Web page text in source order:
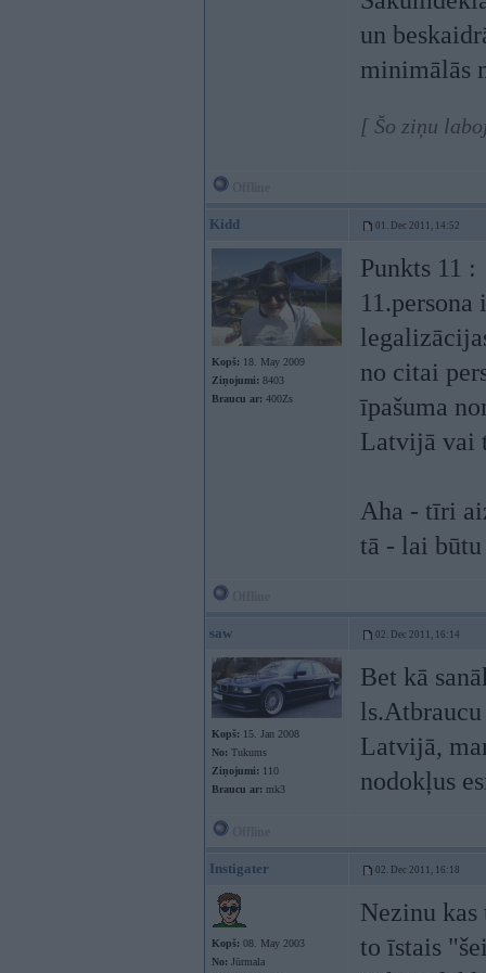
un
minimālās
[ Šo ziņu
Kidd 01. Dec 2011, 14:52
Kopš: 18. May 2009
Ziņojumi: 8403
Braucu ar: 400Zs
Punkts 11 :
no citai
īpašuma
Latvijā vai
Aha - tīri
tā - lai
saw 02. Dec 2011, 16:14
Kopš: 15. Jan 2008
No: Tukums
Ziņojumi: 110
Braucu ar: mk3
Bet kā
Latvijā,
nodokļus
Instigater 02. Dec 2011, 16:18
Kopš: 08. May 2003
No: Jūrmala
Nezinu
to īstais